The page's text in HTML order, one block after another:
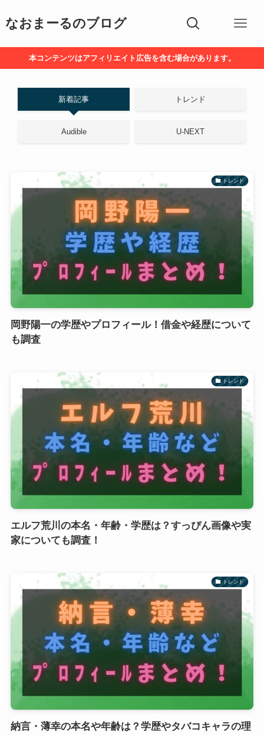
なおまーるのブログ
本コンテンツはアフィリエイト広告を含む場合があります。
新着記事 トレンド
Audible U-NEXT
トレンド
岡野陽一の学歴やプロフィール！借金や経歴について
も調査
トレンド
エルフ荒川の本名・年齢・学歴は？すっぴん画像や実
家についても調査！
トレンド
納言・薄幸の本名や年齢は？学歴やタバコキャラの理